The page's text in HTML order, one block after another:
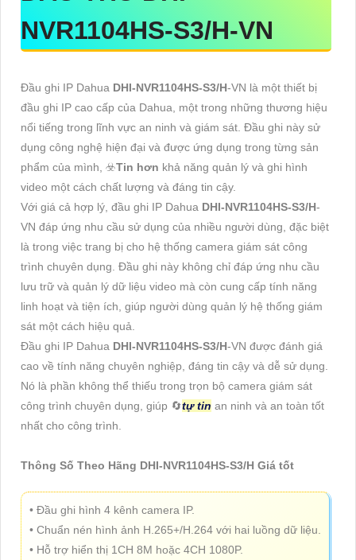
NVR1104HS-S3/H-VN
Đầu ghi IP Dahua DHI-NVR1104HS-S3/H-VN là một thiết bị
đầu ghi IP cao cấp của Dahua, một trong những thương hiệu
nổi tiếng trong lĩnh vực an ninh và giám sát. Đầu ghi này sử
dụng công nghệ hiện đại và được ứng dụng trong từng sản
phẩm của mình, ☣️Tin hơn khả năng quản lý và ghi hình
video một cách chất lượng và đáng tin cậy.
Với giá cả hợp lý, đầu ghi IP Dahua DHI-NVR1104HS-S3/H-
VN đáp ứng nhu cầu sử dụng của nhiều người dùng, đặc biệt
là trong việc trang bị cho hệ thống camera giám sát công
trình chuyên dụng. Đầu ghi này không chỉ đáp ứng nhu cầu
lưu trữ và quản lý dữ liệu video mà còn cung cấp tính năng
linh hoạt và tiện ích, giúp người dùng quản lý hệ thống giám
sát một cách hiệu quả.
Đầu ghi IP Dahua DHI-NVR1104HS-S3/H-VN được đánh giá
cao về tính năng chuyên nghiệp, đáng tin cậy và dễ sử dụng.
Nó là phần không thể thiếu trong trọn bộ camera giám sát
công trình chuyên dụng, giúp 🔄tự tin an ninh và an toàn tốt
nhất cho công trình.
Thông Số Theo Hãng DHI-NVR1104HS-S3/H Giá tốt
• Đầu ghi hình 4 kênh camera IP.
• Chuẩn nén hình ảnh H.265+/H.264 với hai luồng dữ liệu.
• Hỗ trợ hiển thị 1CH 8M hoặc 4CH 1080P.